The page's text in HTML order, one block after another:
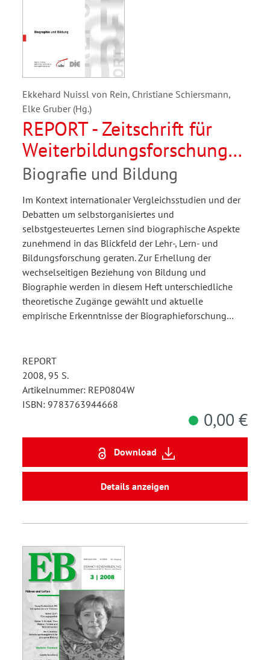
Ekkehard Nuissl von Rein, Christiane Schiersmann,
Elke Gruber (Hg.)
REPORT - Zeitschrift für
Weiterbildungsforschung
04/2008
Biografie und Bildung
Im Kontext internationaler Vergleichsstudien und der
Debatten um selbstorganisiertes und
selbstgesteuertes Lernen sind biographische Aspekte
zunehmend in das Blickfeld der Lehr-, Lern- und
Bildungsforschung geraten. Zur Erhellung der
wechselseitigen Beziehung von Bildung und
Biographie werden in diesem Heft unterschiedliche
theoretische Zugänge gewählt und aktuelle
empirische Erkenntnisse der Biographieforschung…
REPORT
2008, 95 S.
Artikelnummer: REP0804W
ISBN: 9783763944668
0,00 €
Download
Details anzeigen